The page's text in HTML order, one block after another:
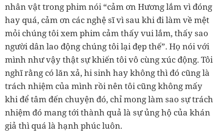
nhân vật trong phim nói “cảm ơn Hương lắm vì đóng
hay quá, cảm ơn các nghệ sĩ vì sau khi đi làm về mệt
mỏi chúng tôi xem phim cảm thấy vui lắm, thấy sao
người dân lao động chúng tôi lại đẹp thế”. Họ nói với
mình như vậy thật sự khiến tôi vô cùng xúc động. Tôi
nghĩ rằng có lăn xả, hi sinh hay không thì đó cũng là
trách nhiệm của mình rồi nên tôi cũng không mấy
khi để tâm đến chuyện đó, chỉ mong làm sao sự trách
nhiệm đó mang tới thành quả là sự ủng hộ của khán
giả thì quá là hạnh phúc luôn.